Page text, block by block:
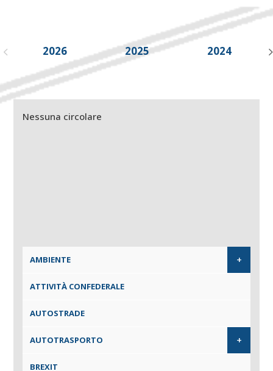
2026 2025 2024
Nessuna circolare
AMBIENTE +
ATTIVITÀ CONFEDERALE
AUTOSTRADE
AUTOTRASPORTO +
BREXIT